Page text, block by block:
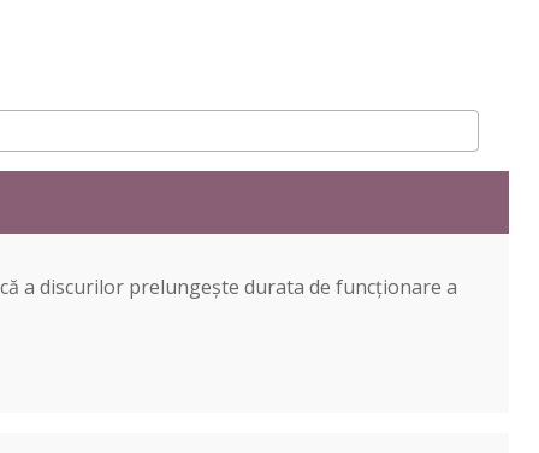
a discurilor prelungește durata de funcționare a